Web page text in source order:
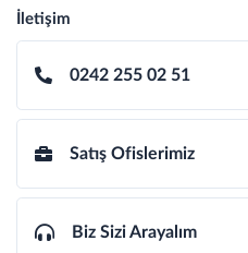
İletişim
0242 255 02 51
Satış Ofislerimiz
Biz Sizi Arayalım